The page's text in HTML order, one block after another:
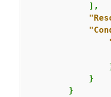
            ],
            }
        }